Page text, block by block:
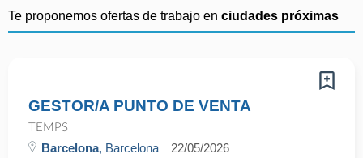
Te proponemos ofertas de trabajo en ciudades próximas
GESTOR/A PUNTO DE VENTA
TEMPS
Barcelona, Barcelona 22/05/2026